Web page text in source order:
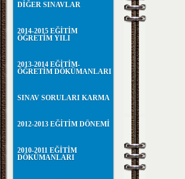
DİĞER SINAVLAR
2014-2015 EĞİTİM
ÖĞRETİM YILI
2013-2014 EĞİTİM-
ÖĞRETİM DÖKÜMANLARI
SINAV SORULARI KARMA
2012-2013 EĞİTİM DÖNEMİ
2010-2011 EĞİTİM
DÖKÜMANLARI